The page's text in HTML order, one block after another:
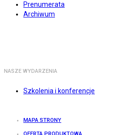
Prenumerata
Archiwum
NASZE WYDARZENIA
Szkolenia i konferencje
MAPA STRONY